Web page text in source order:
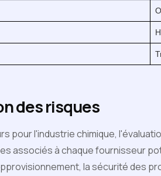
des risques
pour l'industrie chimique,
associés à chaque fournisseur
la sécurité des